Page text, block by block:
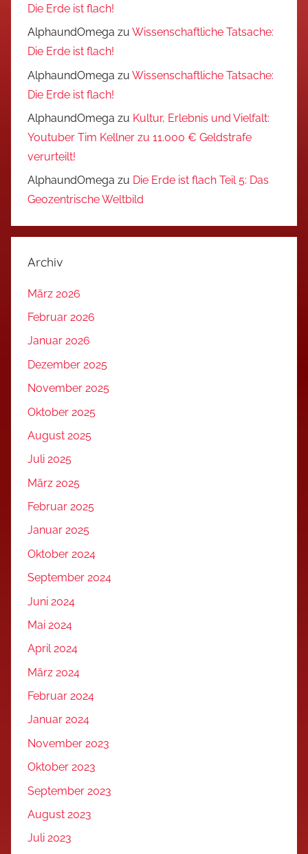
Die Erde ist flach!
AlphaundOmega zu Wissenschaftliche Tatsache:
Die Erde ist flach!
AlphaundOmega zu Wissenschaftliche Tatsache:
Die Erde ist flach!
AlphaundOmega zu Kultur, Erlebnis und Vielfalt:
Youtuber Tim Kellner zu 11.000 € Geldstrafe
verurteilt!
AlphaundOmega zu Die Erde ist flach Teil 5: Das
Geozentrische Weltbild
Archiv
März 2026
Februar 2026
Januar 2026
Dezember 2025
November 2025
Oktober 2025
August 2025
Juli 2025
März 2025
Februar 2025
Januar 2025
Oktober 2024
September 2024
Juni 2024
Mai 2024
April 2024
März 2024
Februar 2024
Januar 2024
November 2023
Oktober 2023
September 2023
August 2023
Juli 2023